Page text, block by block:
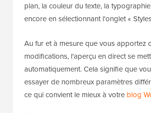
plan, la couleur du texte, la
encore en sélectionnant l'onglet «
Au fur et à mesure que vous apportez
modifications, l'aperçu en direct se
automatiquement. Cela signifie que
essayer de nombreux paramètres
ce qui convient le mieux à votre blog